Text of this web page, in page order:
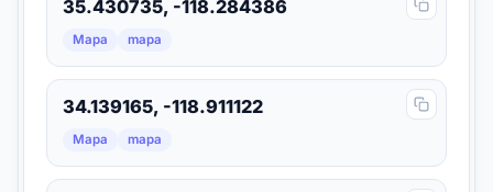
35.430735, -118.284386
Mapa mapa
34.139165, -118.911122
Mapa mapa